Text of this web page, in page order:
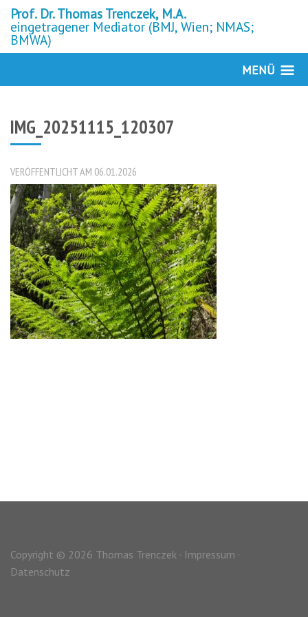
Prof. Dr. Thomas Trenczek, M.A.
eingetragener Mediator (BMJ, Wien; NMAS;
BMWA)
MENÜ
IMG_20251115_120307
VERÖFFENTLICHT AM 06.01.2026
Copyright © 2026 Thomas Trenczek · Impressum ·
Datenschutz